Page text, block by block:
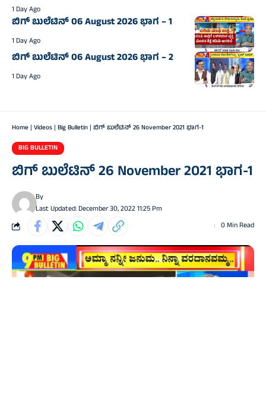
1 Day Ago
ಬಿಗ್‌ ಬುಲೆಟಿನ್‌ 06 August 2026 ಭಾಗ – 1
1 Day Ago
ಬಿಗ್‌ ಬುಲೆಟಿನ್‌ 06 August 2026 ಭಾಗ – 2
1 Day Ago
Home| Videos| Big Bulletin| ಬಿಗ್ ಬುಲೆಟಿನ್ 26 November 2021 ಭಾಗ-1
BIG BULLETIN
ಬಿಗ್ ಬುಲೆಟಿನ್ 26 November 2021 ಭಾಗ-1
Last Updated: December 30, 2022 11:25 Pm
By
0 Min Read